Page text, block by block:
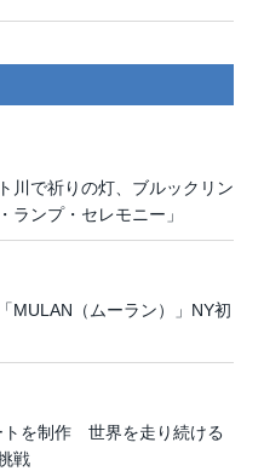
川で祈りの灯、ブルックリン
ランプ・セレモニー」
MULAN（ムーラン）」NY初
トを制作 世界を走り続ける
戦